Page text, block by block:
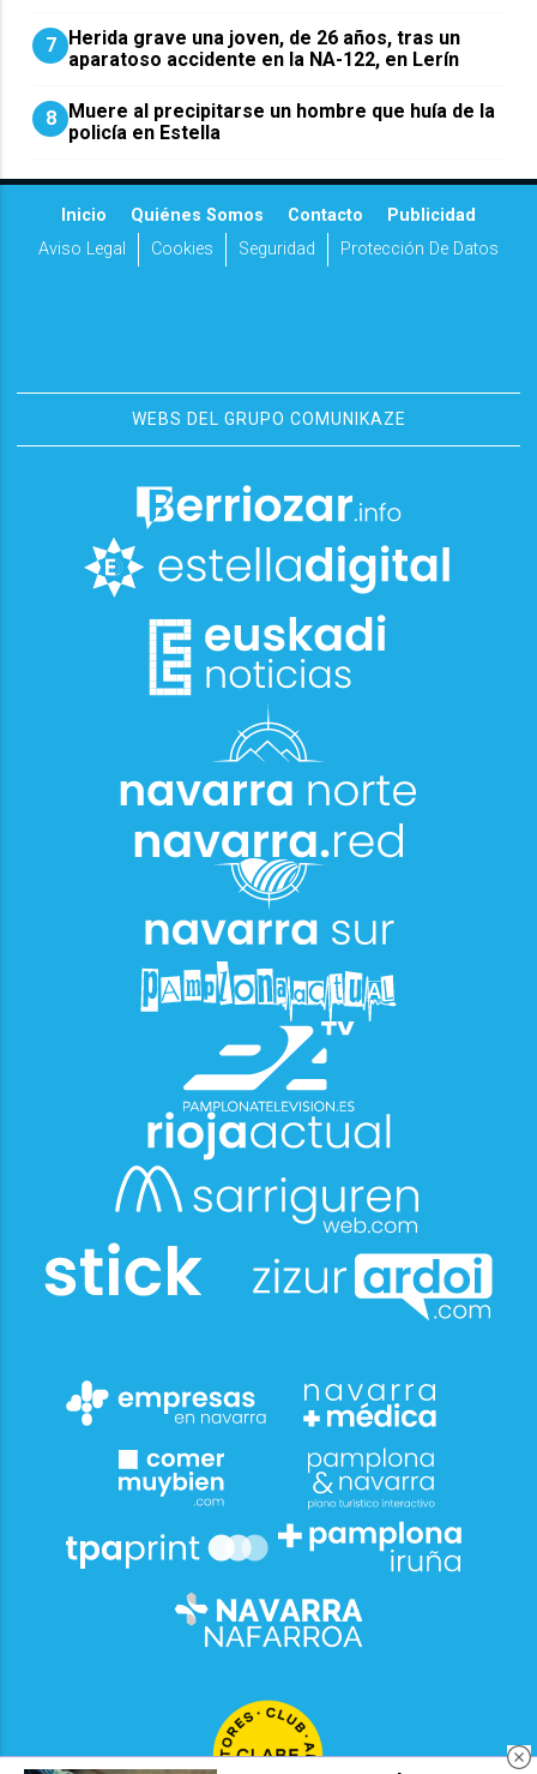
7
Herida grave una joven, de 26 años, tras un
aparatoso accidente en la NA-122, en Lerín
8
Muere al precipitarse un hombre que huía de la
policía en Estella
Inicio Quiénes Somos Contacto
Publicidad
Aviso Legal
Cookies Seguridad Protección De Datos
WEBS DEL GRUPO COMUNIKAZE